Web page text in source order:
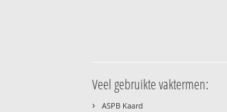
Veel gebruikte vaktermen:
› ASPB Kaard